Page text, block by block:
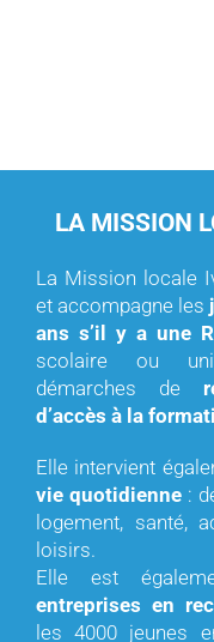
LA MISSION
La Mission locale
et accompagne les
ans s’il y a une
scolaire ou
démarches de
d’accès à la
Elle intervient
vie quotidienne :
logement, santé,
loisirs.
Elle est
entreprises en
les 4000 jeunes